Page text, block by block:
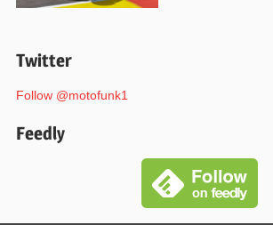
Twitter
Follow @motofunk1
Feedly